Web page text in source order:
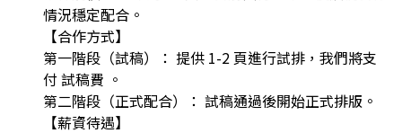
情況穩定配合。
【合作方式】
第一階段（試稿）： 提供 1-2 頁進行試排，我們將支
付 試稿費 。
第二階段（正式配合）： 試稿通過後開始正式排版。
【薪資待遇】